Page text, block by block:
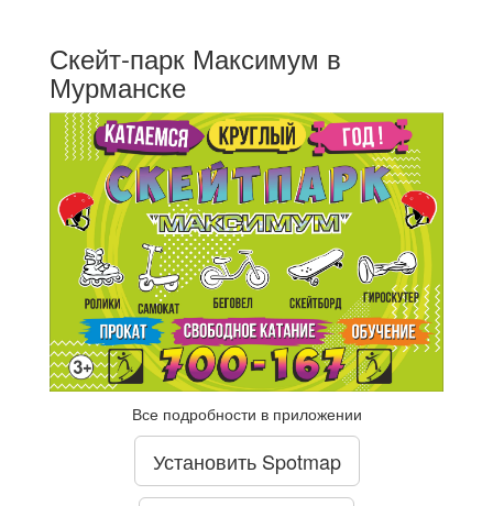
Скейт-парк Максимум в
Мурманске
Все подробности в приложении
Установить Spotmap